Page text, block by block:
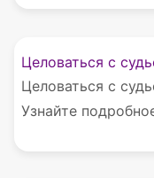
Целоваться с
Целоваться с
Узнайте